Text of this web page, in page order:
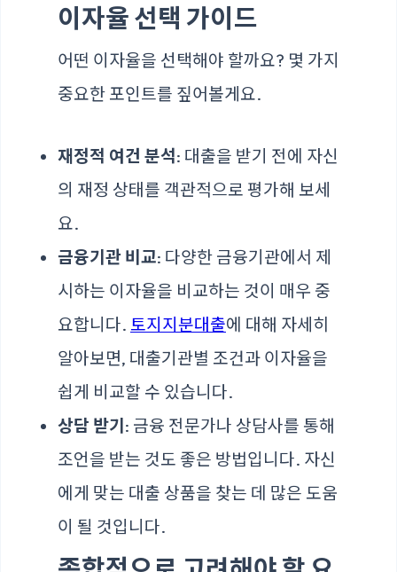
이자율 선택 가이드
어떤 이자율을 선택해야 할까요? 몇 가지
중요한 포인트를 짚어볼게요.
재정적 여건 분석: 대출을 받기 전에 자신
의 재정 상태를 객관적으로 평가해 보세
요.
금융기관 비교: 다양한 금융기관에서 제
시하는 이자율을 비교하는 것이 매우 중
요합니다. 토지지분대출에 대해 자세히
알아보면, 대출기관별 조건과 이자율을
쉽게 비교할 수 있습니다.
상담 받기 : 금융 전문가나 상담사를 통해
조언을 받는 것도 좋은 방법입니다. 자신
에게 맞는 대출 상품을 찾는 데 많은 도움
이 될 것입니다.